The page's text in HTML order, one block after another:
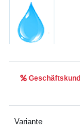
Variante